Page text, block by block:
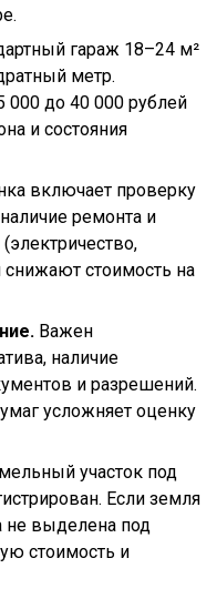
гараж 18–24 м²
метр.
000 до 40 000 рублей
и состояния
включает проверку
ремонта и
снижают стоимость на
Важен
наличие
и разрешений.
усложняет оценку
участок под
Если земля
не выделена под
стоимость и